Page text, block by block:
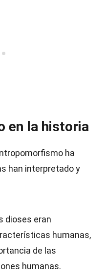
en la historia
ha
han interpretado y
dioses eran
humanas,
de las
humanas.